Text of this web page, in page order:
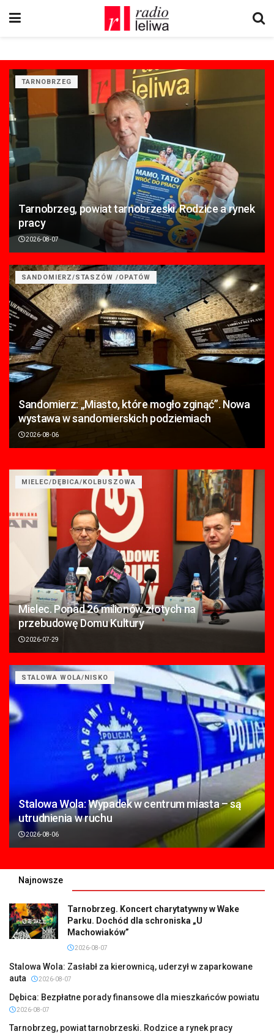
TARNOBRZEG
Tarnobrzeg, powiat tarnobrzeski. Rodzice a rynek
pracy
2026-08-07
SANDOMIERZ/STASZÓW /OPATÓW
Sandomierz: „Miasto, które mogło zginąć”. Nowa
wystawa w sandomierskich podziemiach
2026-08-06
MIELEC/DĘBICA/KOLBUSZOWA
Mielec. Ponad 26 milionów złotych na
przebudowę Domu Kultury
2026-07-29
STALOWA WOLA/NISKO
Stalowa Wola: Wypadek w centrum miasta – są
utrudnienia w ruchu
2026-08-06
Najnowsze
Tarnobrzeg. Koncert charytatywny w Wake
Parku. Dochód dla schroniska „U
Machowiaków”
2026-08-07
Stalowa Wola: Zasłabł za kierownicą, uderzył w zaparkowane
auta
2026-08-07
Dębica: Bezpłatne porady finansowe dla mieszkańców powiatu
2026-08-07
Tarnobrzeg, powiat tarnobrzeski. Rodzice a rynek pracy